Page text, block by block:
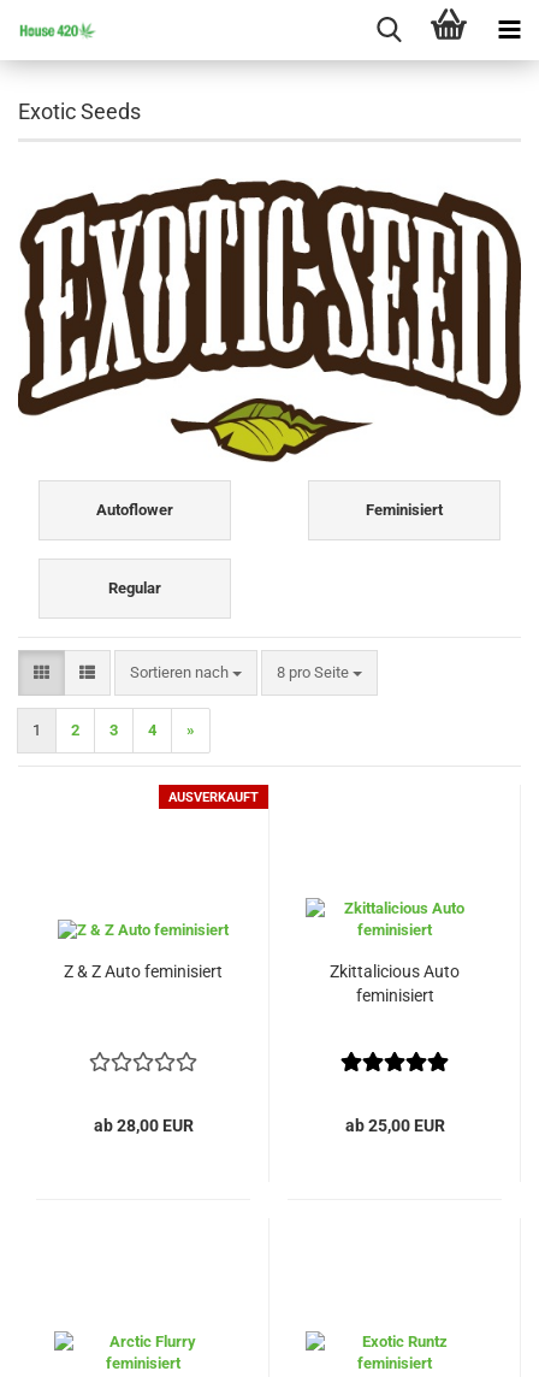
Exotic Seeds
Autoflower Feminisiert
Regular
Sortieren nach
Sortieren nach 8 pro Seite
pro Seite
1 2 3 4 »
AUSVERKAUFT
Z & Z Auto feminisiert
ab 28,00 EUR
Zkittalicious Auto
feminisiert
ab 25,00 EUR